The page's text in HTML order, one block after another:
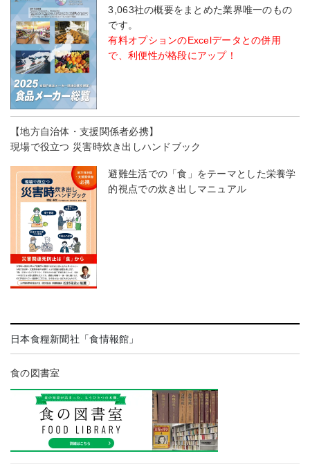
3,063社の概要をまとめた業界唯一のもの
です。
有料オプションのExcelデータとの併用
で、利便性が格段にアップ！
【地方自治体・支援関係者必携】
現場で役立つ 災害時炊き出しハンドブック
避難生活での「食」をテーマとした栄養学
的視点での炊き出しマニュアル
日本食糧新聞社「食情報館」
食の図書室